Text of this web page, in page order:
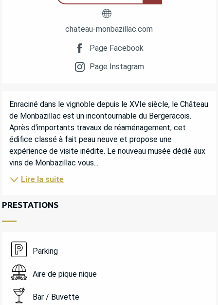
chateau-monbazillac.com
Page Facebook
Page Instagram
DESCRIPTION
Enraciné dans le vignoble depuis le XVIe siècle, le Château
de Monbazillac est un incontournable du Bergeracois.
Après d'importants travaux de réaménagement, cet
édifice classé à fait peau neuve et propose une
expérience de visite inédite. Le nouveau musée dédié aux
vins de Monbazillac vous...
Lire la suite
PRESTATIONS
Parking
Aire de pique nique
Bar / Buvette